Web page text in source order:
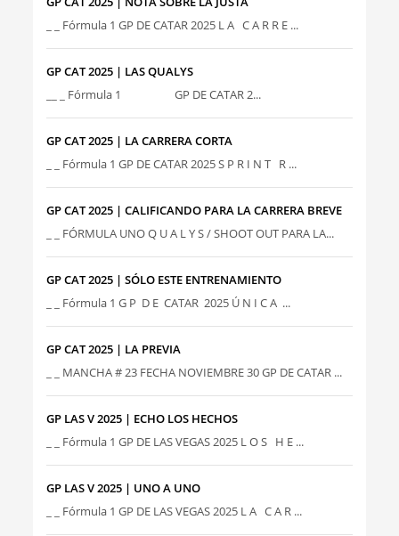
_ _ Fórmula 1 GP DE CATAR 2025 L A C A R R E ...
GP CAT 2025 | LAS QUALYS
__ _ Fórmula 1 GP DE CATAR 2...
GP CAT 2025 | LA CARRERA CORTA
_ _ Fórmula 1 GP DE CATAR 2025 S P R I N T R ...
GP CAT 2025 | CALIFICANDO PARA LA CARRERA BREVE
_ _ FÓRMULA UNO Q U A L Y S / SHOOT OUT PARA LA...
GP CAT 2025 | SÓLO ESTE ENTRENAMIENTO
_ _ Fórmula 1 G P D E CATAR 2025 Ú N I C A ...
GP CAT 2025 | LA PREVIA
_ _ MANCHA # 23 FECHA NOVIEMBRE 30 GP DE CATAR ...
GP LAS V 2025 | ECHO LOS HECHOS
_ _ Fórmula 1 GP DE LAS VEGAS 2025 L O S H E ...
GP LAS V 2025 | UNO A UNO
_ _ Fórmula 1 GP DE LAS VEGAS 2025 L A C A R ...